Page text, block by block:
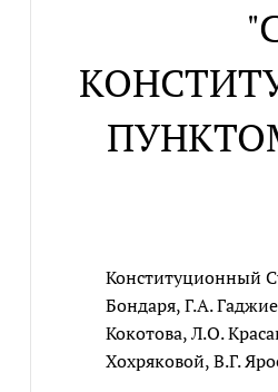
Конституционный
Бондаря, Г.А.
Кокотова, Л.О.
Хохряковой, В.Г.